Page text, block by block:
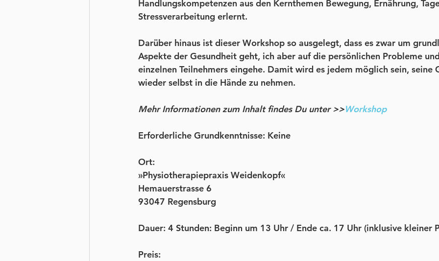
Handlungskompetenzen aus den Kernthemen Bewegung, Ernährung,
Stressverarbeitung erlernt.
Darüber hinaus ist dieser Workshop so ausgelegt, dass es zwar um
Aspekte der Gesundheit geht, ich aber auf die persönlichen Probleme
einzelnen Teilnehmers eingehe. Damit wird es jedem möglich sein, seine
wieder selbst in die Hände zu nehmen.
Mehr Informationen zum Inhalt findes Du unter >>Workshop
Erforderliche Grundkenntnisse: Keine
Ort:
»Physiotherapiepraxis Weidenkopf«
Hemauerstrasse 6
93047 Regensburg
Dauer: 4 Stunden: Beginn um 13 Uhr / Ende ca. 17 Uhr (inklusive kleiner
Preis: